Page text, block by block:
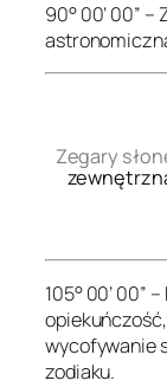
90° 00’ 00”
Zegary
105° 00’ 00”
wycofywanie
zodiaku.